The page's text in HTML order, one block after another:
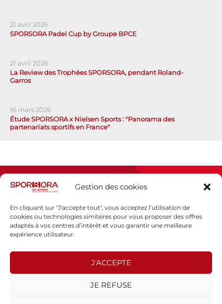
Gestion des cookies
En cliquant sur "J'accepte tout", vous acceptez l’utilisation de
cookies ou technologies similaires pour vous proposer des offres
adaptés à vos centres d’intérêt et vous garantir une meilleure
expérience utilisateur.
J'ACCEPTE
JE REFUSE
21 avril 2026
SPORSORA Padel Cup by Groupe BPCE
21 avril 2026
La Review des Trophées SPORSORA, pendant Roland-
Garros
16 mars 2026
Étude SPORSORA x Nielsen Sports : "Panorama des
partenariats sportifs en France"
Espace presse
Politique de confidentialité
SPORSORA